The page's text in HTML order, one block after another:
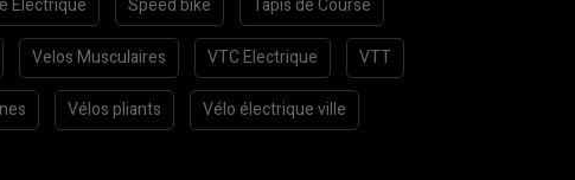
Velos Musculaires VTC Electrique VTT
Vélos pliants Vélo électrique ville